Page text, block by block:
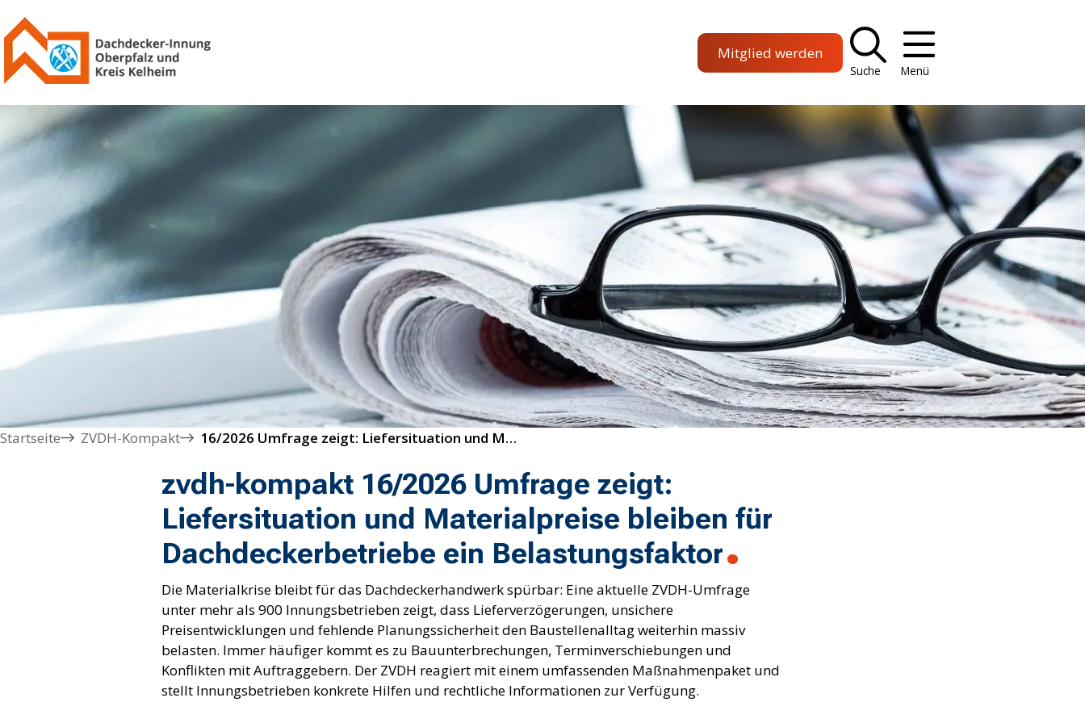
Mitglied werden
Suche Menü
Startseite ZVDH-Kompakt 16/2026 Umfrage zeigt: Liefersituation und Materialpreise bleiben für Dachdeckerbetriebe ein Belastungsfaktor
zvdh-kompakt 16/2026 Umfrage zeigt:
Liefersituation und Materialpreise bleiben für
Dachdeckerbetriebe ein Belastungsfaktor
Die Materialkrise bleibt für das Dachdeckerhandwerk spürbar: Eine aktuelle ZVDH-Umfrage
unter mehr als 900 Innungsbetrieben zeigt, dass Lieferverzögerungen, unsichere
Preisentwicklungen und fehlende Planungssicherheit den Baustellenalltag weiterhin massiv
belasten. Immer häufiger kommt es zu Bauunterbrechungen, Terminverschiebungen und
Konflikten mit Auftraggebern. Der ZVDH reagiert mit einem umfassenden Maßnahmenpaket und
stellt Innungsbetrieben konkrete Hilfen und rechtliche Informationen zur Verfügung.